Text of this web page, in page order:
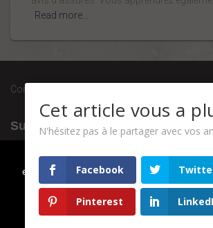
Read more…
Conditions générales de vente
Suivez-nous
Cet article vous a
N'hésitez pas à le partager avec vos
Facebook
Pinterest
Nous utilisons des cookies pour vous
expérience sur notre site web. Si vous
site, nous supposerons que vous en